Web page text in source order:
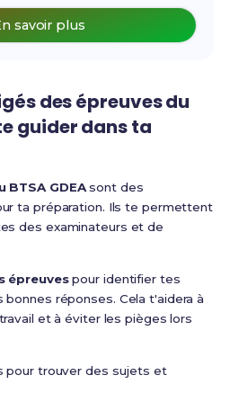
savoir plus
des épreuves du
guider dans ta
GDEAsont des
ta préparation. Ils te permettent
des examinateurs et de
épreuvespour identifier tes
réponses. Cela t'aidera à
et à éviter les pièges lors
pour trouver des sujets et